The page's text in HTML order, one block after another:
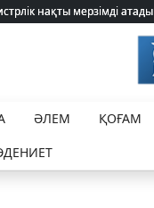
нақты мерзімді атады
нақты мерзімді атады
ӘЛЕМ ҚОҒАМ